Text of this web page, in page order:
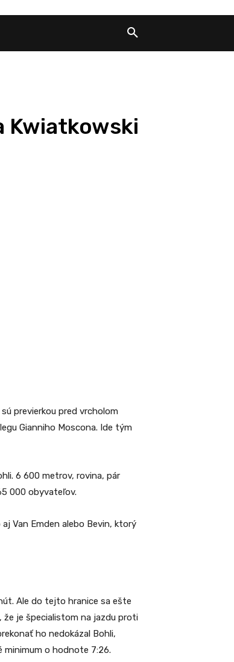
Kwiatkowski
previerkou pred vrcholom
Gianniho Moscona. Ide tým
6 600 metrov, rovina, pár
000 obyvateľov.
Van Emden alebo Bevin, ktorý
Ale do tejto hranice sa ešte
je špecialistom na jazdu proti
ho nedokázal Bohli,
minimum o hodnote 7:26.